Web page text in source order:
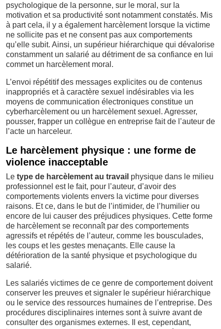
psychologique de la personne, sur le moral, sur la
motivation et sa productivité sont notamment constatés. Mis
à part cela, il y a également harcèlement lorsque la victime
ne sollicite pas et ne consent pas aux comportements
qu’elle subit. Ainsi, un supérieur hiérarchique qui dévalorise
constamment un salarié au détriment de sa confiance en lui
commet un harcèlement moral.
L’envoi répétitif des messages explicites ou de contenus
inappropriés et à caractère sexuel indésirables via les
moyens de communication électroniques constitue un
cyberharcèlement ou un harcèlement sexuel. Agresser,
pousser, frapper un collègue en entreprise fait de l’auteur de
l’acte un harceleur.
Le harcèlement physique : une forme de
violence inacceptable
Le type de harcèlement au travail physique dans le milieu
professionnel est le fait, pour l’auteur, d’avoir des
comportements violents envers la victime pour diverses
raisons. Et ce, dans le but de l’intimider, de l’humilier ou
encore de lui causer des préjudices physiques. Cette forme
de harcèlement se reconnaît par des comportements
agressifs et répétés de l’auteur, comme les bousculades,
les coups et les gestes menaçants. Elle cause la
détérioration de la santé physique et psychologique du
salarié.
Les salariés victimes de ce genre de comportement doivent
conserver les preuves et signaler le supérieur hiérarchique
ou le service des ressources humaines de l’entreprise. Des
procédures disciplinaires internes sont à suivre avant de
consulter des organismes externes. Il est, cependant,